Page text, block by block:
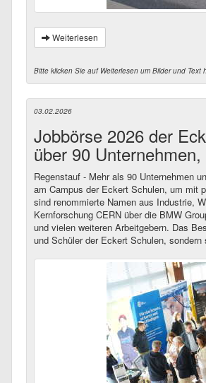
Weiterlesen
Bitte klicken Sie auf Weiterlesen um Bilder und Text
03.02.2026
Jobbörse 2026 der
über 90
Regenstauf - Mehr als 90 Unternehmen
am Campus der Eckert Schulen, um mit
sind renommierte Namen aus Industrie,
Kernforschung CERN über die BMW
und vielen weiteren Arbeitgebern. Das
und Schüler der Eckert Schulen,